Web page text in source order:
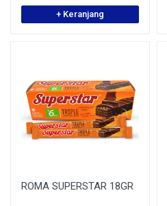
+ Keranjang
ROMA SUPERSTAR 18GR